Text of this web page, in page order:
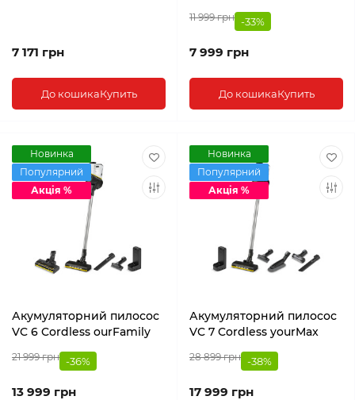
7 171 грн
До кошикаКупить
11 999 грн -33%
7 999 грн
До кошикаКупить
Новинка
Популярний
Акція %
Акумуляторний пилосос
VC 6 Cordless ourFamily
21 999 грн -36%
13 999 грн
Новинка
Популярний
Акція %
Акумуляторний пилосос
VC 7 Cordless yourMax
28 899 грн -38%
17 999 грн